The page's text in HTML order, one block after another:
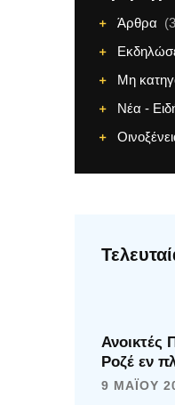
Άρθρα
Μη
Νέα -
Ανοικτές
Ροζέ εν
9 ΜΑΪ́ΟΥ